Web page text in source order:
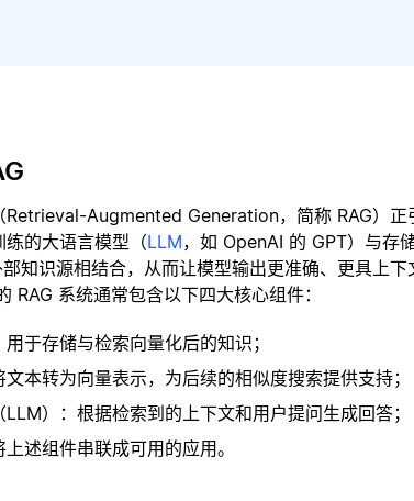
Retrieval-Augmented Generation，简称 RAG）
的大语言模型（LLM，如 OpenAI 的 GPT）与存
知识源相结合，从而让模型输出更准确、更具上
RAG 系统通常包含以下四大核心组件：
于存储与检索向量化后的知识；
本转为向量表示，为后续的相似度搜索提供支持；
）：根据检索到的上下文和用户提问生成回答；
述组件串联成可用的应用。